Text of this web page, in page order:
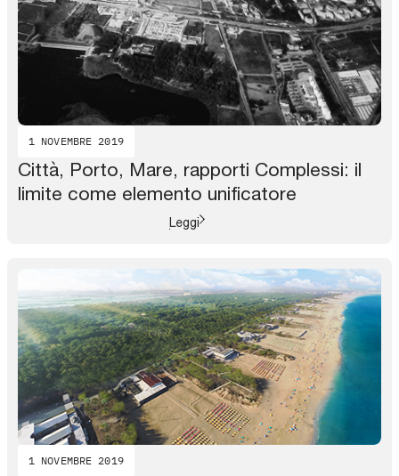
1 NOVEMBRE 2019
Città, Porto, Mare, rapporti Complessi: il
limite come elemento unificatore
Leggi
1 NOVEMBRE 2019